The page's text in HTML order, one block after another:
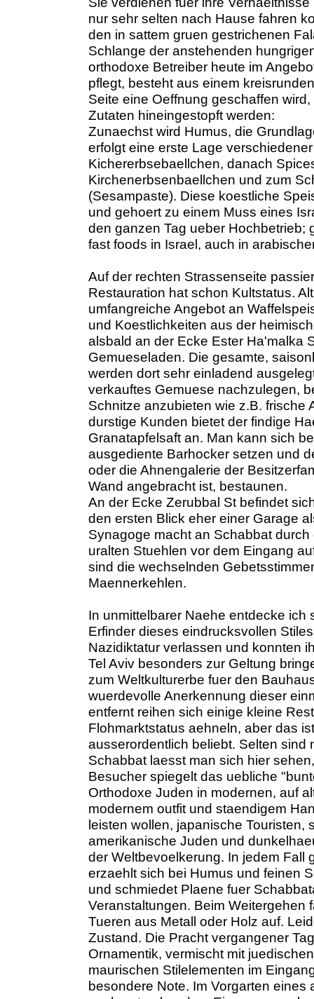
nur sehr selten nach Hause fahren
den in sattem gruen gestrichenen
Schlange der anstehenden
orthodoxe Betreiber heute im
pflegt, besteht aus einem
Seite eine Oeffnung geschaffen
Zutaten hineingestopft werden:
Zunaechst wird Humus, die
erfolgt eine erste Lage
Kichererbsebaellchen, danach
Kirchenerbsenbaellchen und zum
(Sesampaste). Diese koestliche
und gehoert zu einem Muss eines
den ganzen Tag ueber Hochbetrieb;
fast foods in Israel, auch in
Auf der rechten Strassenseite
Restauration hat schon Kultstatus.
umfangreiche Angebot an
und Koestlichkeiten aus der
alsbald an der Ecke Ester Ha'malka
Gemueseladen. Die gesamte,
werden dort sehr einladend
verkauftes Gemuese nachzulegen,
Schnitze anzubieten wie z.B.
durstige Kunden bietet der findige
Granatapfelsaft an. Man kann sich
ausgediente Barhocker setzen und
oder die Ahnengalerie der
Wand angebracht ist, bestaunen.
An der Ecke Zerubbal St befindet
den ersten Blick eher einer Garage
Synagoge macht an Schabbat
uralten Stuehlen vor dem Eingang
sind die wechselnden
Maennerkehlen.
In unmittelbarer Naehe entdecke
Erfinder dieses eindrucksvollen
Nazidiktatur verlassen und konnten
Tel Aviv besonders zur Geltung
zum Weltkulturerbe fuer den
wuerdevolle Anerkennung dieser
entfernt reihen sich einige kleine
Flohmarktstatus aehneln, aber das
ausserordentlich beliebt. Selten sind
Schabbat laesst man sich hier
Besucher spiegelt das uebliche
Orthodoxe Juden in modernen, auf
modernem outfit und staendigem
leisten wollen, japanische
amerikanische Juden und
der Weltbevoelkerung. In jedem Fall
erzaehlt sich bei Humus und feinen
und schmiedet Plaene fuer
Veranstaltungen. Beim Weitergehen
Tueren aus Metall oder Holz auf.
Zustand. Die Pracht vergangener
Ornamentik, vermischt mit
maurischen Stilelementen im
besondere Note. Im Vorgarten